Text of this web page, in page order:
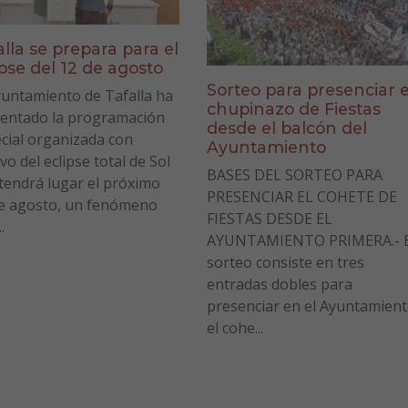
se prepara para el
del 12 de agosto
de Tafalla ha
la programación
organizada con
del eclipse total de Sol
lugar el próximo
agosto, un fenómeno
Sorteo para presenciar
chupinazo de Fiestas
desde el balcón del
Ayuntamiento
BASES DEL SORTEO PARA
PRESENCIAR EL COHETE DE
FIESTAS DESDE EL
AYUNTAMIENTO PRIMERA.-
sorteo consiste en tres
entradas dobles para
presenciar en el
el cohe...